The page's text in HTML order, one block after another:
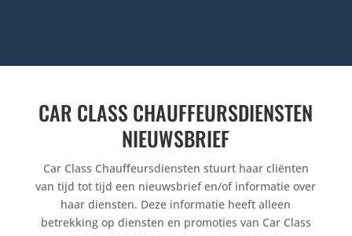
CAR CLASS CHAUFFEURSDIENSTEN
NIEUWSBRIEF
Car Class Chauffeursdiensten stuurt haar cliënten
van tijd tot tijd een nieuwsbrief en/of informatie over
haar diensten. Deze informatie heeft alleen
betrekking op diensten en promoties van Car Class